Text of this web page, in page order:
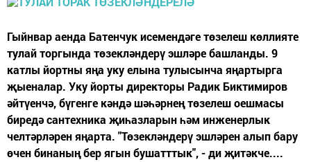
Гыйнвар аенда Батенчук исемендәге төзелеш көллияте
тулай торгында төзекләндерү эшләре башланды. 9
катлы йортны яңа уку елына тулысынча яңартырга
җыеналар. Уку йорты директоры Радик Биктимиров
әйтүенчә, бүгенге кәндә шәһәрнең төзелеш оешмасы
биредә сантехника җиһазларын һәм инженерлык
челтәрләрен яңарта. "Төзекләндерү эшләрен алып бару
өчен бинаның бер ягын бушатттык", - ди җитәкче....